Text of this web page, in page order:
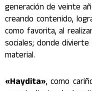
generación de veinte
creando contenido,
como favorita, al
sociales; donde
material.
«Haydita», como